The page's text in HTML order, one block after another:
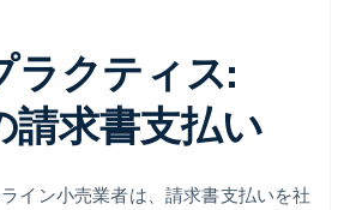
ラクティス:
請求書支払い
ライン小売業者は、請求書支払いを社